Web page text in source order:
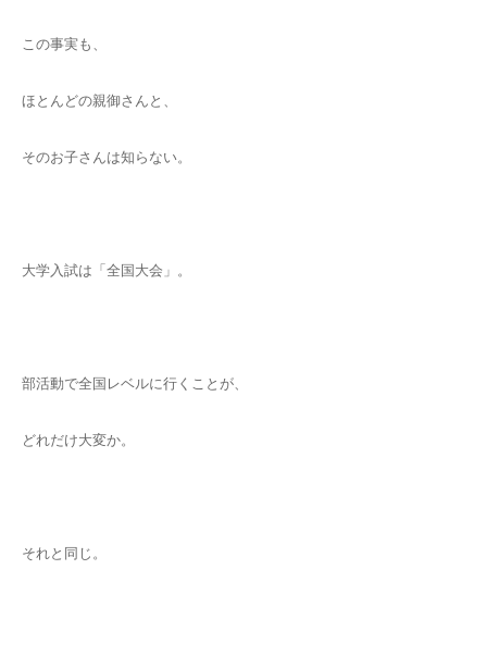
この事実も、
ほとんどの親御さんと、
そのお子さんは知らない。
大学入試は「全国大会」。
部活動で全国レベルに行くことが、
どれだけ大変か。
それと同じ。